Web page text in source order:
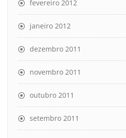
fevereiro 2012
janeiro 2012
dezembro 2011
novembro 2011
outubro 2011
setembro 2011